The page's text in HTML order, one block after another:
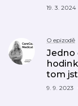
19. 3. 2024
O epizodě
Jedno
tom
9. 9. 2023